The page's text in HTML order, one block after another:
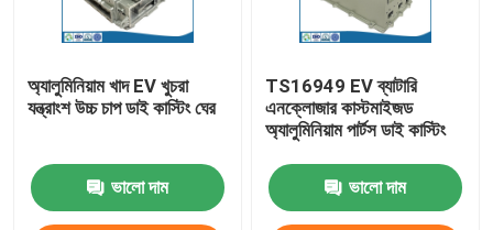
অ্যালুমিনিয়াম খাদ EV খুচরা
যন্ত্রাংশ উচ্চ চাপ ডাই কাস্টিং ঘের
ভালো দাম
TS16949 EV ব্যাটারি
এনক্লোজার কাস্টমাইজড
অ্যালুমিনিয়াম পার্টস ডাই কাস্টিং
ভালো দাম